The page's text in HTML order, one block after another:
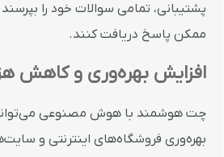
پشتیبانی، تمامی سوالات خود را
ممکن پاسخ دریافت کنند.
افزایش بهره‌وری و کاهش
چت هوشمند با هوش مصنوعی
بهره‌وری فروشگاه‌های اینترنتی و